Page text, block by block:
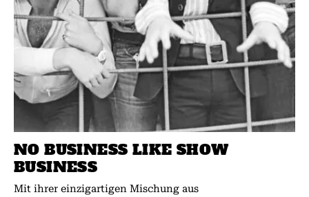
NO BUSINESS LIKE SHOW
BUSINESS
Mit ihrer einzigartigen Mischung aus